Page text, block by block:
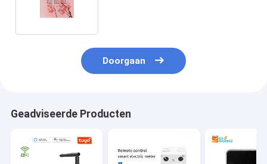
Doorgaan
Geadviseerde Producten